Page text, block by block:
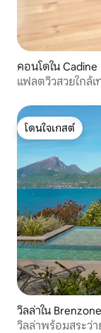
คอนโดใน Cadine
แฟลตวิวสวยใกล้เ
โดนใจเกสต์
โดนใจเกสต์
วิลล่าใน
วิลล่าพร้อมสระว่